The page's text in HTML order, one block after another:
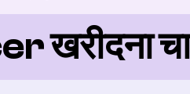
खरीदना